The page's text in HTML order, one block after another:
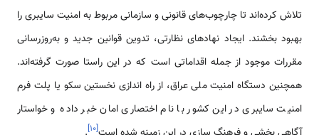
تلاش کرده‌اند تا چارچوب‌های قانونی و سازمانی مربوط به امنیت سایبری را
بهبود بخشند. ایجاد نهادهای نظارتی، تدوین قوانین جدید و به‌روزرسانی
مقررات موجود از جمله اقداماتی است که در این راستا صورت گرفته‌اند.
همچنین دستگاه امنیت ملی عراق، از راه اندازی نخستین سکو یا پلت فرم
امنیت سایبری در این کشور با نام اختصاری امان خبر داده و خواستار
[۱۰]